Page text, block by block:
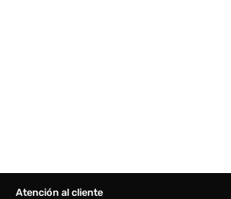
Atención al cliente